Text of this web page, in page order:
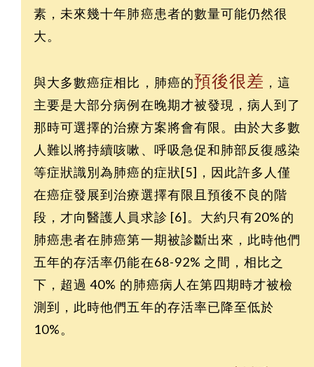
素，未來幾十年肺癌患者的數量可能仍然很
大。
與大多數癌症相比，肺癌的預後很差 ，這
主要是大部分病例在晚期才被發現，病人到了
那時可選擇的治療方案將會有限。由於大多數
人難以將持續咳嗽、呼吸急促和肺部反復感染
等症狀識別為肺癌的症狀[5]，因此許多人僅
在癌症發展到治療選擇有限且預後不良的階
段，才向醫護人員求診 [6]。大約只有20%的
肺癌患者在肺癌第一期被診斷出來，此時他們
五年的存活率仍能在68-92% 之間，相比之
下，超過 40% 的肺癌病人在第四期時才被檢
測到，此時他們五年的存活率已降至低於
10%。